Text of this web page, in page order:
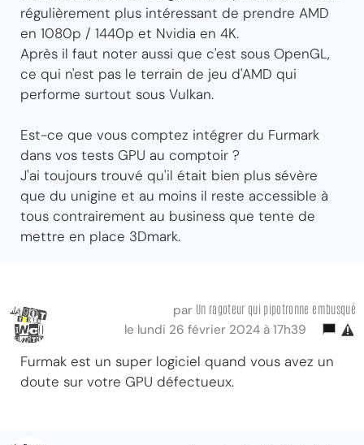
régulièrement plus intéressant de prendre AMD
en 1080p / 1440p et Nvidia en 4K.
Après il faut noter aussi que c'est sous OpenGL,
ce qui n'est pas le terrain de jeu d'AMD qui
performe surtout sous Vulkan.
Est-ce que vous comptez intégrer du Furmark
dans vos tests GPU au comptoir ?
J'ai toujours trouvé qu'il était bien plus sévère
que du unigine et au moins il reste accessible à
tous contrairement au business que tente de
mettre en place 3Dmark.
par Un ragoteur qui pipotronne embusqué
le lundi 26 février 2024 à 17h39
Furmak est un super logiciel quand vous avez un
doute sur votre GPU défectueux.